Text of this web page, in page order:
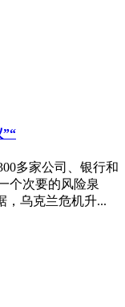
多家公司、银行和
个次要的风险泉
，乌克兰危机升...